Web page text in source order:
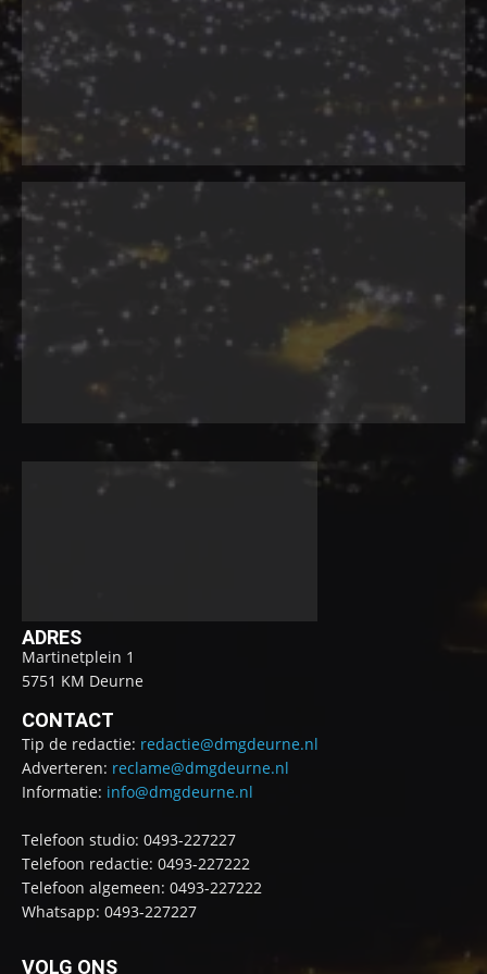
ADRES
Martinetplein 1
5751 KM Deurne
CONTACT
Tip de redactie: redactie@dmgdeurne.nl
Adverteren: reclame@dmgdeurne.nl
Informatie: info@dmgdeurne.nl
Telefoon studio: 0493-227227
Telefoon redactie: 0493-227222
Telefoon algemeen: 0493-227222
Whatsapp: 0493-227227
VOLG ONS